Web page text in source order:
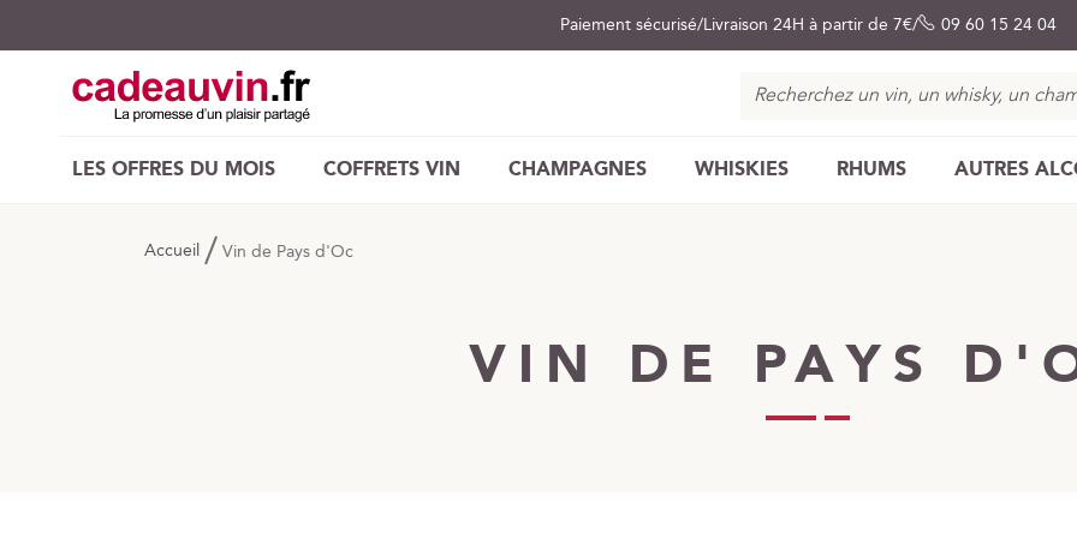
Paiement sécurisé Livraison 24H à partir de 7€ 09 60 15 24 04
LES OFFRES DU MOIS COFFRETS VIN CHAMPAGNES WHISKIES RHUMS AUTRES
Accueil Vin de Pays d'Oc
VIN DE PAYS